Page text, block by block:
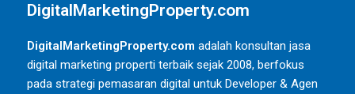
DigitalMarketingProperty.com
DigitalMarketingProperty.com adalah konsultan jasa
digital marketing properti terbaik sejak 2008, berfokus
pada strategi pemasaran digital untuk Developer & Agen